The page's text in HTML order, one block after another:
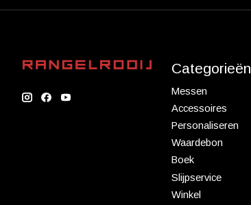
Categorieën
Messen
Accessoires
Personaliseren
Waardebon
Boek
Slijpservice
Winkel